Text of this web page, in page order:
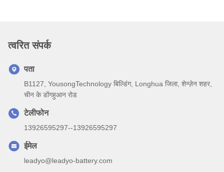
त्वरित संपर्क
पता
B1127, YousongTechnology बिल्डिंग, Longhua जिला, शेन्ज़ेन शहर,
चीन के डोंगहुआन रोड
टेलीफोन
13926595297--13926595297
ईमेल
leadyo@leadyo-battery.com